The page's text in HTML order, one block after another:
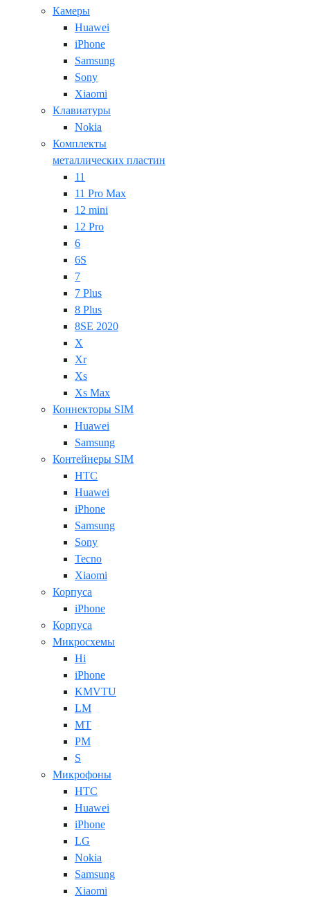
Камеры
Huawei
iPhone
Samsung
Sony
Xiaomi
Клавиатуры
Nokia
Комплекты
металлических пластин
11
11 Pro Max
12 mini
12 Pro
6
6S
7
7 Plus
8 Plus
8SE 2020
X
Xr
Xs
Xs Max
Коннекторы SIM
Huawei
Samsung
Контейнеры SIM
HTC
Huawei
iPhone
Samsung
Sony
Tecno
Xiaomi
Корпуса
iPhone
Корпуса
Микросхемы
Hi
iPhone
KMVTU
LM
MT
PM
S
Микрофоны
HTC
Huawei
iPhone
LG
Nokia
Samsung
Xiaomi